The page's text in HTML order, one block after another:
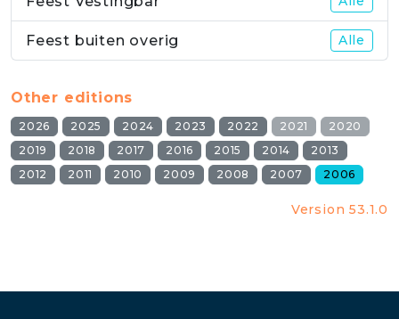
Feest buiten overig Alle
Other editions
2026 2025 2024 2023 2022 2021
2020
2019
2018 2017 2016 2015 2014
2013
2012
2011 2010 2009 2008 2007 2006
Version 53.1.0